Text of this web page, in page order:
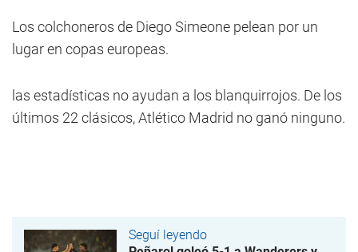
Los colchoneros de Diego Simeone pelean por un
lugar en copas europeas.
las estadísticas no ayudan a los blanquirrojos. De los
últimos 22 clásicos, Atlético Madrid no ganó ninguno.
Seguí leyendo